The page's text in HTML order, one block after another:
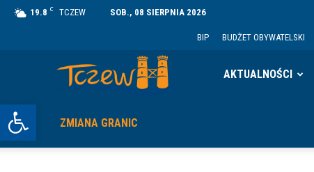
Otwórz pasek narzędzi
19.8 C TCZEW SOB., 08 SIERPNIA 2026
BIP BUDŻET OBYWATELSKI
AKTUALNOŚCI
ZMIANA GRANIC